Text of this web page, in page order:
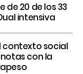
de 20 de los 33
intensiva
contexto social
con la